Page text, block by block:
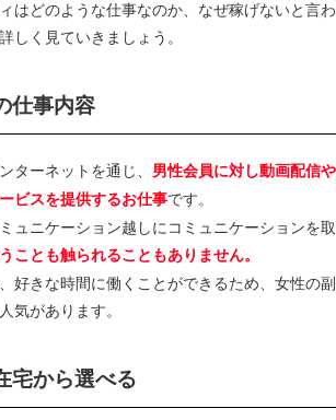
はどのような仕事なのか、なぜ稼げないと言わ
しく見ていきましょう。
仕事内容
ターネットを通じ、 男性会員に対し動画配信や
ビスを提供するお仕事です。
ュニケーション越しにコミュニケーションを取
ことも触られることもありません。
好きな時間に働くことができるため、女性の副
気があります。
宅から選べる